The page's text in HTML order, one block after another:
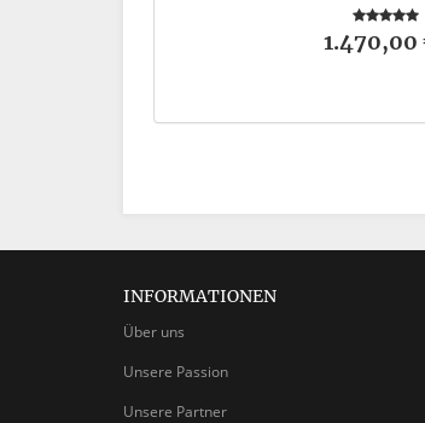
1.470,00
INFORMATIONEN
Über uns
Unsere Passion
Unsere Partner